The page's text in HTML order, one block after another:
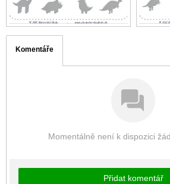
Komentáře
Momentálně není k dispozici
Přidat komentář